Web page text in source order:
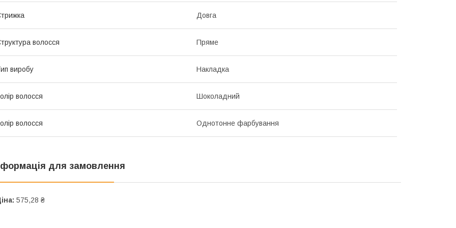
Довга
волосся Пряме
виробу Накладка
волосся Шоколадний
волосся Однотонне фарбування
для замовлення
575,28 ₴